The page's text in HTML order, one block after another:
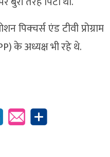
एंड टीवी प्रोग्राम
के अध्यक्ष भी रहे थे.